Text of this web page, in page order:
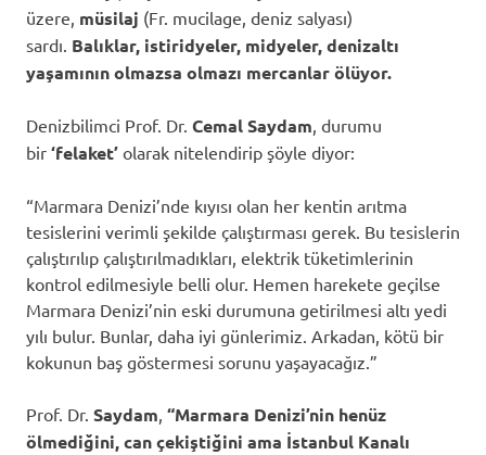
üzere, müsilaj (Fr. mucilage, deniz salyası)
sardı. Balıklar, istiridyeler, midyeler, denizaltı
yaşamının olmazsa olmazı mercanlar ölüyor.
Denizbilimci Prof. Dr. Cemal Saydam , durumu
bir ‘felaket’ olarak nitelendirip şöyle diyor:
“Marmara Denizi’nde kıyısı olan her kentin arıtma
tesislerini verimli şekilde çalıştırması gerek. Bu tesislerin
çalıştırılıp çalıştırılmadıkları, elektrik tüketimlerinin
kontrol edilmesiyle belli olur. Hemen harekete geçilse
Marmara Denizi’nin eski durumuna getirilmesi altı yedi
yılı bulur. Bunlar, daha iyi günlerimiz. Arkadan, kötü bir
kokunun baş göstermesi sorunu yaşayacağız.”
Prof. Dr. Saydam “Marmara Denizi’nin henüz
ölmediğini, can çekiştiğini ama İstanbul Kanalı